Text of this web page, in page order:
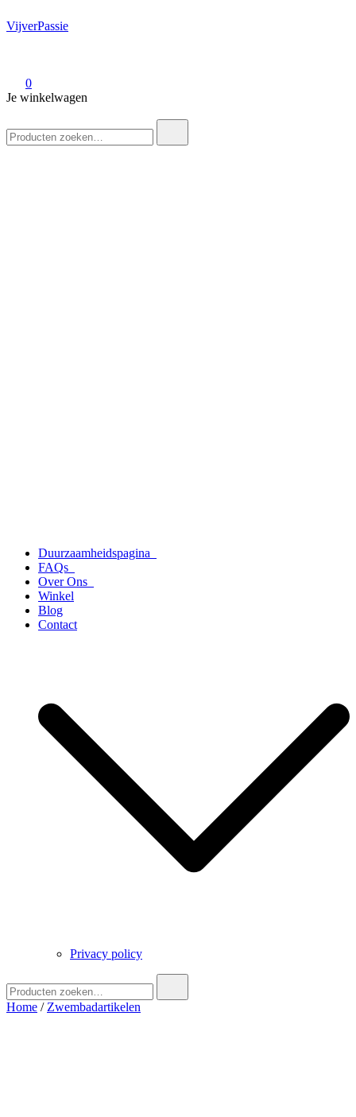
VijverPassie
0
Je winkelwagen
naar:
Duurzaamheidspagina
FAQs
Over Ons
Winkel
Blog
Contact
Privacy policy
naar:
Home / Zwembadartikelen